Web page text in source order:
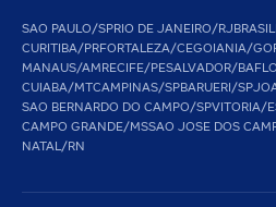
SAO PAULO/SPRIO DE JANEIRO/RJ
CURITIBA/PRFORTALEZA/CEGOIANIA/GO
MANAUS/AMRECIFE/PESALVADOR/BA
CUIABA/MTCAMPINAS/SPBARUERI/SP
SAO BERNARDO DO CAMPO/SPVITORIA/
CAMPO GRANDE/MSSAO JOSE DOS
NATAL/RN